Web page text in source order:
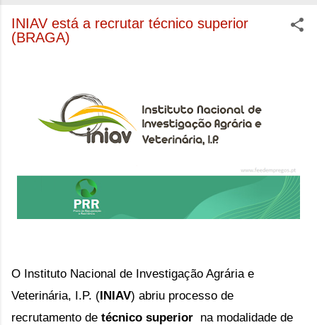
INIAV está a recrutar técnico superior
(BRAGA)
O Instituto Nacional de Investigação Agrária e
Veterinária, I.P. (INIAV) abriu processo de
recrutamento de técnico superior na modalidade de